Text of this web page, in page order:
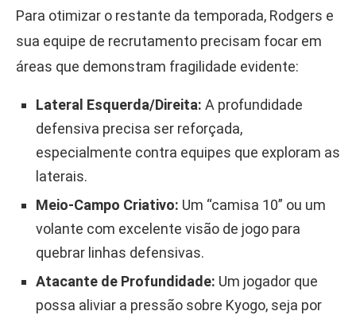
Para otimizar o restante da temporada, Rodgers e
sua equipe de recrutamento precisam focar em
áreas que demonstram fragilidade evidente:
Lateral Esquerda/Direita: A profundidade
defensiva precisa ser reforçada,
especialmente contra equipes que exploram as
laterais.
Meio-Campo Criativo: Um “camisa 10” ou um
volante com excelente visão de jogo para
quebrar linhas defensivas.
Atacante de Profundidade: Um jogador que
possa aliviar a pressão sobre Kyogo, seja por